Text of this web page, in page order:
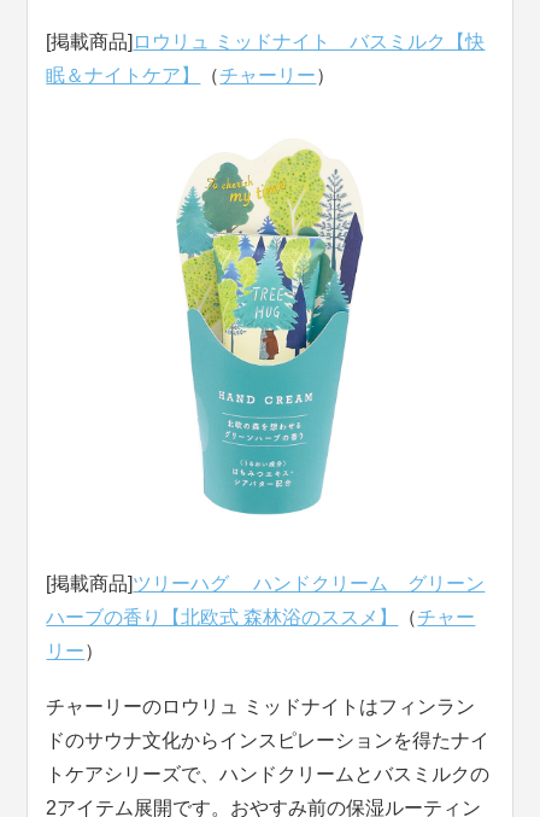
[掲載商品] ロウリュ ミッドナイト バスミルク【快
眠＆ナイトケア】
（チャーリー）
[掲載商品]ツリーハグ ハンドクリーム グリーン
ハーブの香り【北欧式 森林浴のススメ】
（チャー
リー）
チャーリーのロウリュ ミッドナイトはフィンラン
ドのサウナ文化からインスピレーションを得たナイ
トケアシリーズで、ハンドクリームとバスミルクの
2アイテム展開です。おやすみ前の保湿ルーティン